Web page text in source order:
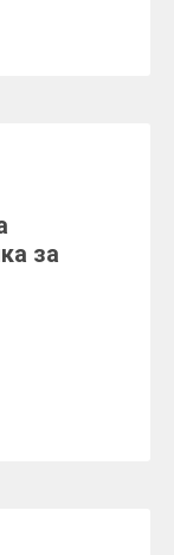
за